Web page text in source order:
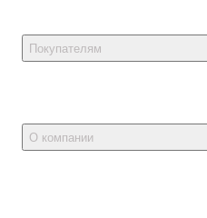
Товары для собак
Товары для птиц
Покупателям
Новости
О компании